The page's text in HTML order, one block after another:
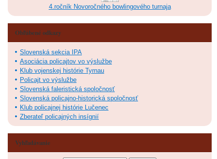
4.ročník Novoročného bowlingového turnaja
Obľúbené odkazy
Slovenská sekcia IPA
Asociácia policajtov vo výslužbe
Klub vojenskej histórie Tyrnau
Policajt vo výslužbe
Slovenská faleristická spoločnosť
Slovenská policajno-historická spoločnosť
Klub policajnej histórie Lučenec
Zberateľ policajných insígnií
Vyhľadávanie